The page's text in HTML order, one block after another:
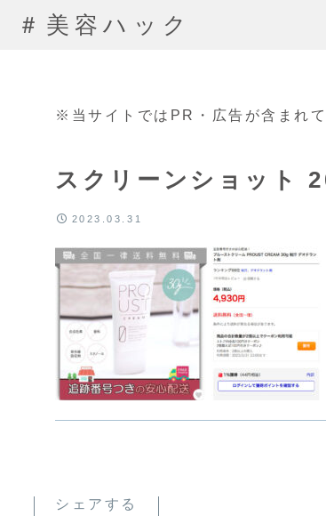
＃美容ハック
※当サイトではPR・広告が含まれ
スクリーンショット
2023.03.31
シェアする